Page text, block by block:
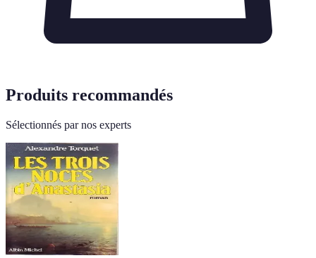
Produits recommandés
Sélectionnés par nos experts